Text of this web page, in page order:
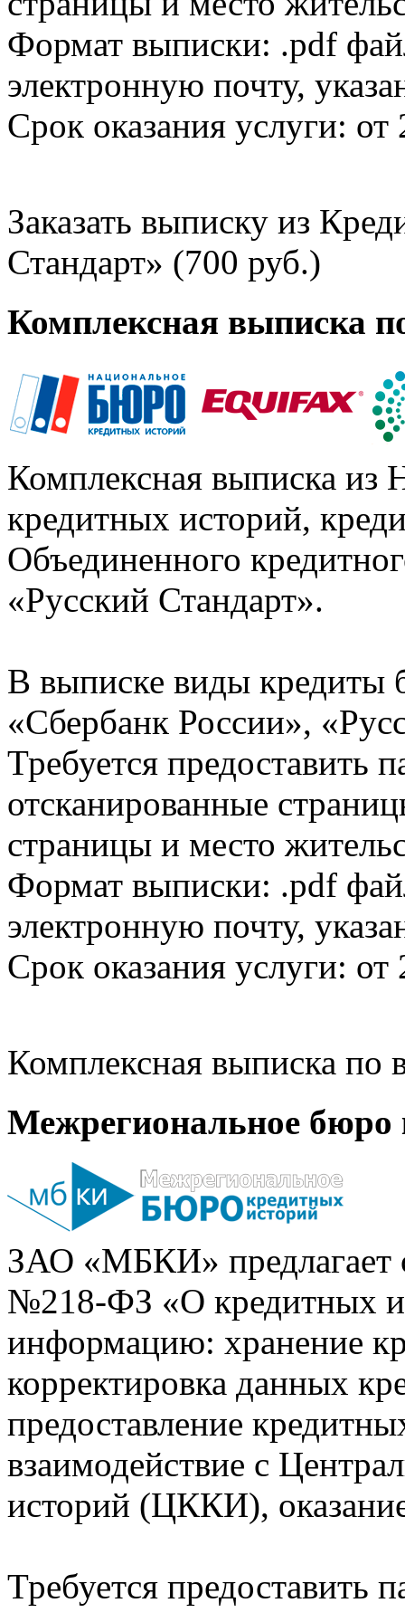
Формат выписки: .pdf
электронную почту,
Срок оказания услуги: от
Заказать выписку из
Стандарт» (700 руб.)
Комплексная выписка
Комплексная выписка из
кредитных историй,
Объединенного
«Русский Стандарт».
В выписке виды кредиты
«Сбербанк России»,
Требуется предоставить
отсканированные
страницы и место
Формат выписки: .pdf
электронную почту,
Срок оказания услуги: от
Комплексная выписка
Межрегиональное бюро
ЗАО «МБКИ» предлагает
№218-ФЗ «О кредитных
информацию: хранение
корректировка данных
предоставление
взаимодействие с
историй (ЦККИ),
Требуется предоставить